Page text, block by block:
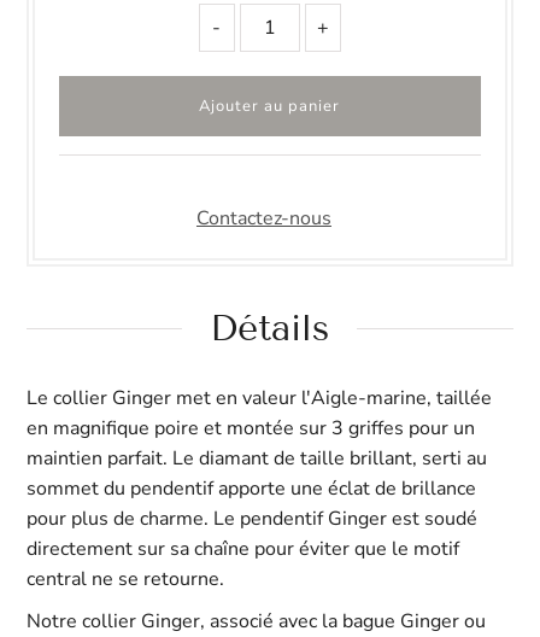
- +
Contactez-nous
Détails
Le collier Ginger met en valeur l'Aigle-marine, taillée
en magnifique poire et montée sur 3 griffes pour un
maintien parfait. Le diamant de taille brillant, serti au
sommet du pendentif apporte une éclat de brillance
pour plus de charme. Le pendentif Ginger est soudé
directement sur sa chaîne pour éviter que le motif
central ne se retourne.
Notre collier Ginger, associé avec la bague Ginger ou